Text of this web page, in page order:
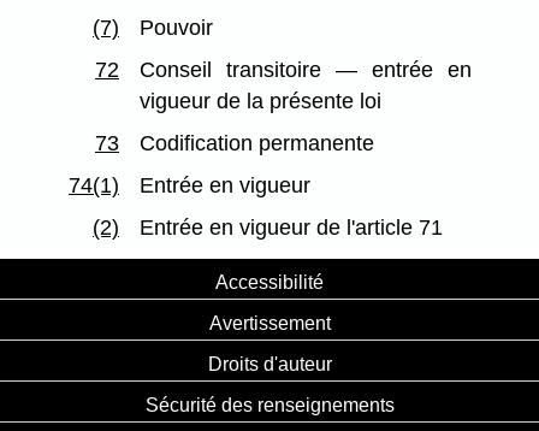
(7)
Pouvoir
72
Conseil transitoire — entrée en
vigueur de la présente loi
73
Codification permanente
74(1)
Entrée en vigueur
(2)
Entrée en vigueur de l'article 71
Accessibilité
Avertissement
Droits d'auteur
Sécurité des renseignements